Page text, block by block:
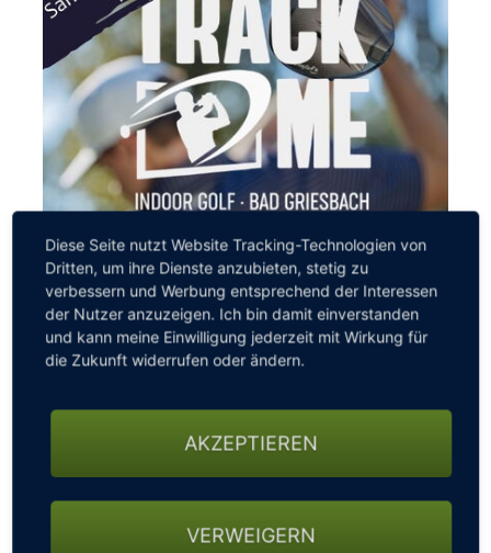
GOLFHOTELS
Wir bringen das Golfspiel auf das nächste Level –
indoor & ganzjährig!
Sports Resort entstehen jeweils zwei brandneue
TrackMan-Golfsimulatoren.
Gebaut werden sie von @track_me_gmbh, die dabei
auf die neueste TrackMan-Technologie setzen:
✨maximale Präzision
Diese Seite nutzt Website Tracking-Technologien von
Dritten, um ihre Dienste anzubieten, stetig zu
verbessern und Werbung entsprechend der Interessen
der Nutzer anzuzeigen. Ich bin damit einverstanden
und kann meine Einwilligung jederzeit mit Wirkung für
die Zukunft widerrufen oder ändern.
AKZEPTIEREN
VERWEIGERN